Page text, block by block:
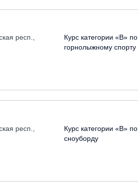
респ.,
Курс категории «В» по
горнолыжному спорту
респ.,
Курс категории «В» по
сноуборду